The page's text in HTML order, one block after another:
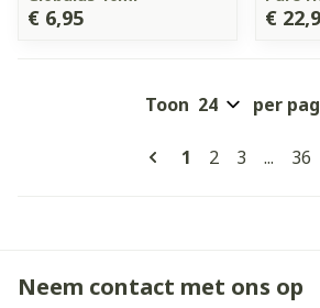
€ 6,95 €
Pagina's
U lees
1 Pagina
2 Pagina
3 ... 36
Toon per
Neem contact met ons op